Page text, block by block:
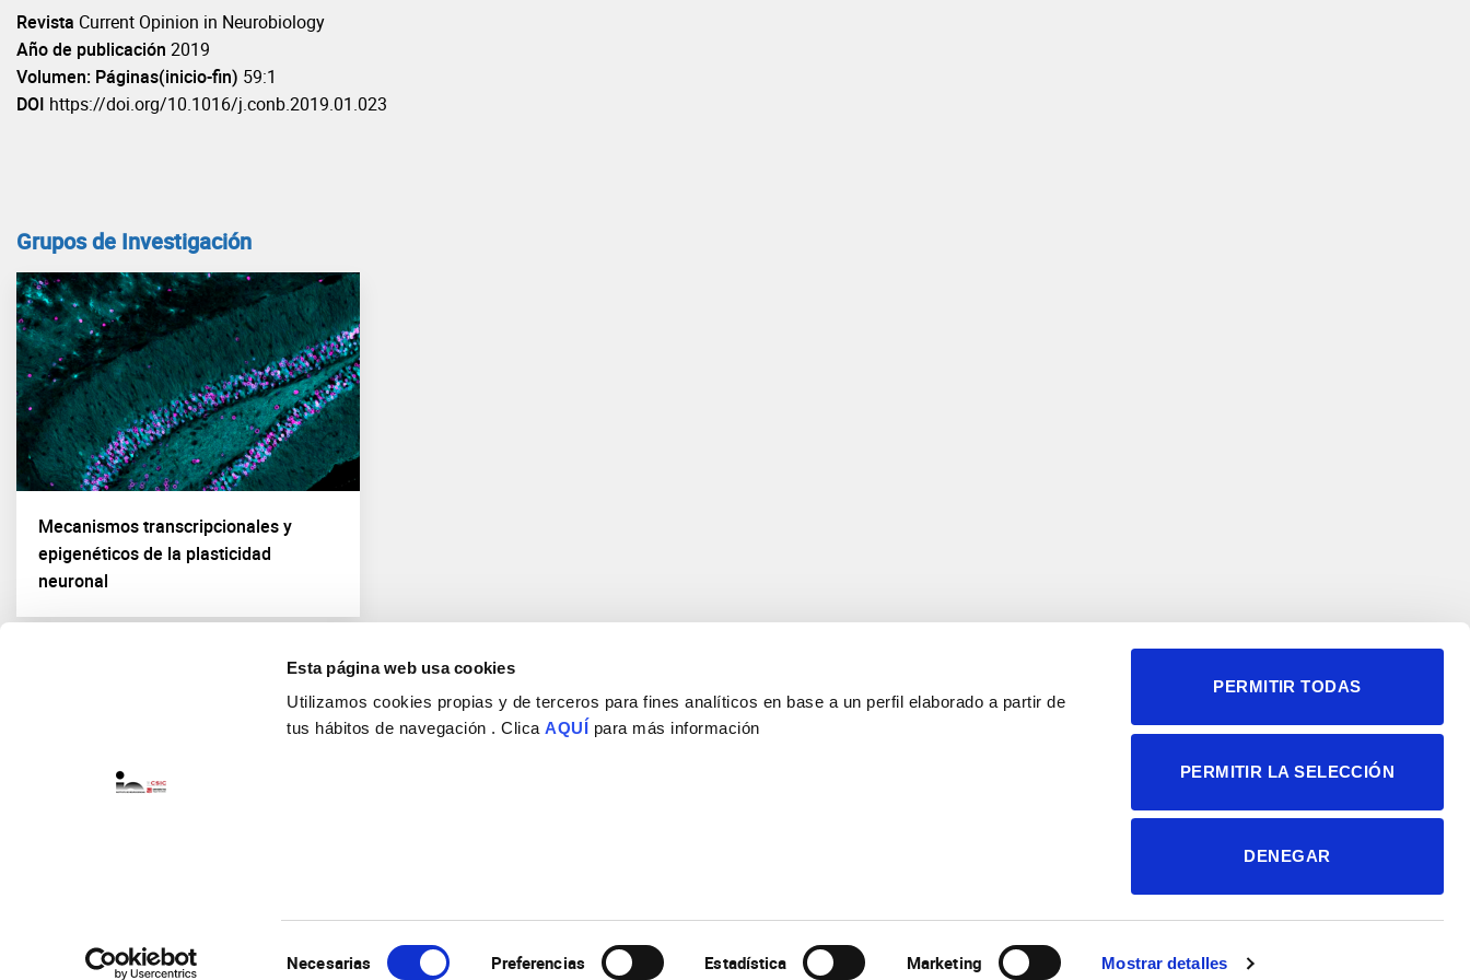
Esta página web usa cookies
Utilizamos cookies propias y de terceros para fines analíticos en base a un perfil elaborado a partir de
tus hábitos de navegación . ClicaAQUÍ para más información
de
Necesarias Preferencias Estadística Marketing Mostrar detalles
PERMITIR TODAS
PERMITIR LA SELECCIÓN
DENEGAR
Revista Current Opinion in Neurobiology
Año de publicación 2019
Volumen: Páginas(inicio-fin) 59:1
DOI https://doi.org/10.1016/j.conb.2019.01.023
Grupos de Investigación
Mecanismos transcripcionales y
epigenéticos de la plasticidad
neuronal
Neurociencias
Política de privacidad
Accesibilidad